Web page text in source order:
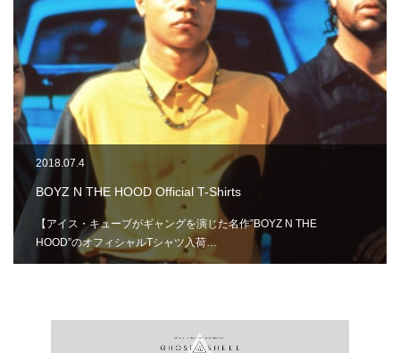
2018.07.4
BOYZ N THE HOOD Official T-Shirts
【アイス・キューブがギャングを演じた名作”BOYZ N THE
HOOD”のオフィシャルTシャツ入荷…